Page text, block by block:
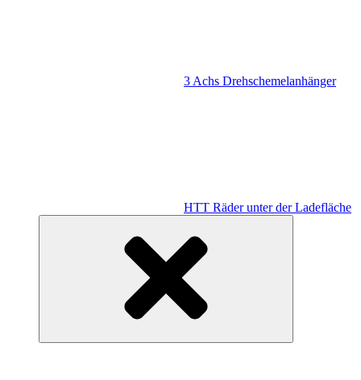
3 Achs Drehschemelanhänger
HTT Räder unter der Ladefläche